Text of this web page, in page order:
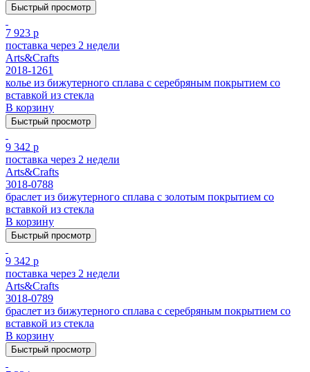
Быстрый просмотр
7 923 р
поставка через 2 недели
Arts&Crafts
2018-1261
колье из бижутерного сплава с серебряным покрытием cо
вставкой из стекла
В корзину
Быстрый просмотр
9 342 р
поставка через 2 недели
Arts&Crafts
3018-0788
браслет из бижутерного сплава с золотым покрытием cо
вставкой из стекла
В корзину
Быстрый просмотр
9 342 р
поставка через 2 недели
Arts&Crafts
3018-0789
браслет из бижутерного сплава с серебряным покрытием cо
вставкой из стекла
В корзину
Быстрый просмотр